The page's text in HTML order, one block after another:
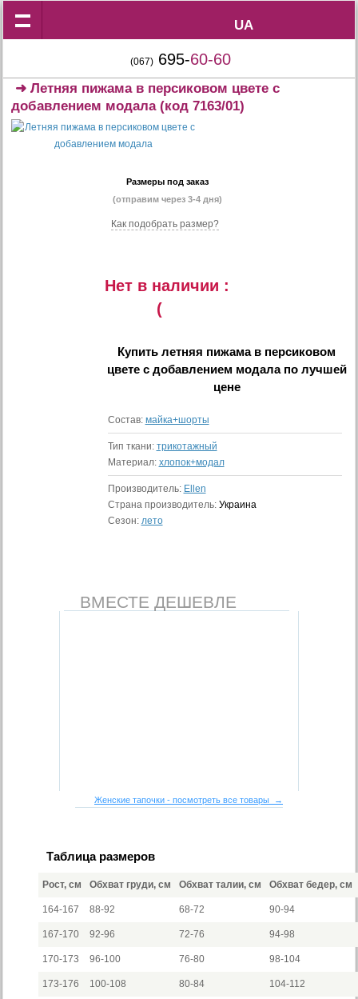
UA
UA
(067) 695-60-60
➜Летняя пижама в персиковом цвете с
добавлением модала(код 7163/01)
Размеры под заказ
(отправим через 3-4 дня)
Как подобрать размер?
Нет в наличии :
(
Купитьлетняя пижама в персиковом
цвете с добавлением модалапо лучшей
цене
Состав: майка+шорты
Тип ткани: трикотажный
Материал: хлопок+модал
Производитель: Ellen
Страна производитель: Украина
Сезон: лето
ВМЕСТЕ ДЕШЕВЛЕ
Женские тапочки - посмотреть все товары →
Таблица размеров
Рост, см Обхват груди, см Обхват талии, см Обхват бедер, см
164-167 88-92 68-72 90-94
167-170 92-96 72-76 94-98
170-173 96-100 76-80 98-104
173-176 100-108 80-84 104-112